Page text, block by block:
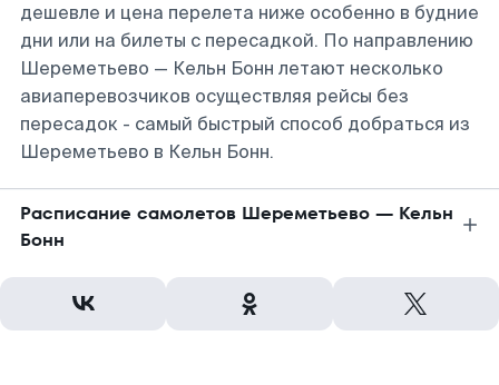
дешевле и цена перелета ниже особенно в будние
дни или на билеты с пересадкой. По направлению
Шереметьево — Кельн Бонн летают несколько
авиаперевозчиков осуществляя рейсы без
пересадок - самый быстрый способ добраться из
Шереметьево в Кельн Бонн.
Расписание самолетов Шереметьево — Кельн
Бонн